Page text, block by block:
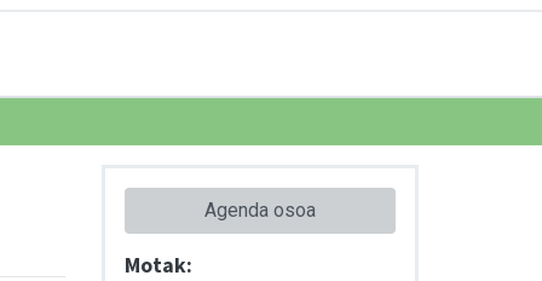
Agenda osoa
Motak: